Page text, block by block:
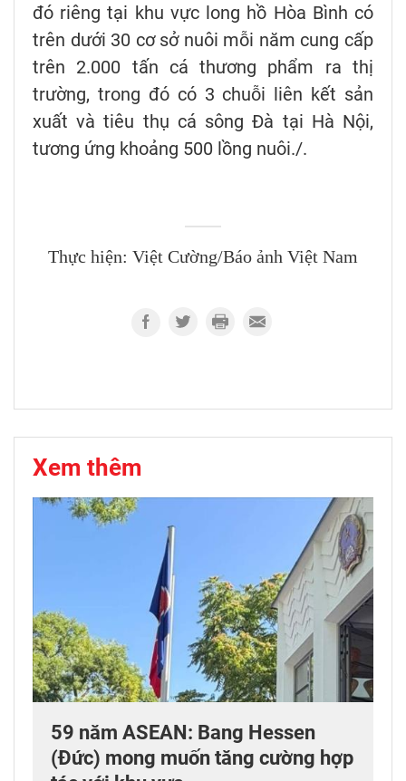
đó riêng tại khu vực long hồ Hòa Bình có
trên dưới 30 cơ sở nuôi mỗi năm cung cấp
trên 2.000 tấn cá thương phẩm ra thị
trường, trong đó có 3 chuỗi liên kết sản
xuất và tiêu thụ cá sông Đà tại Hà Nội,
tương ứng khoảng 500 lồng nuôi./.
Thực hiện: Việt Cường/Báo ảnh Việt Nam
Xem thêm
59 năm ASEAN: Bang Hessen
(Đức) mong muốn tăng cường hợp